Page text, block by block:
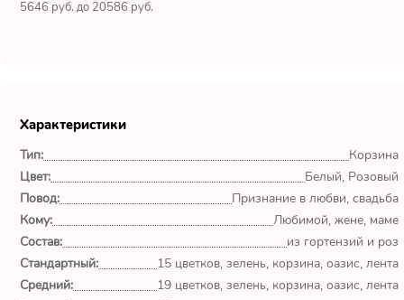
Показать еще
Москва
555
CpjJwWHV
Москва
5646 руб. до 20586 руб.
Характеристики
Тип:
Корзина
Цвет:
Белый, Розовый
Повод:
Признание в любви, свадьба
Кому:
Любимой, жене, маме
Состав:
из гортензий и роз
Стандартный:
15 цветков, зелень, корзина, оазис, лента
Средний:
19 цветков, зелень, корзина, оазис, лента